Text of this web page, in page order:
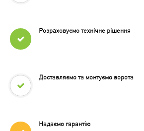
Розраховуємо технічне рішення
Доставляємо та монтуємо ворота
Надаємо гарантію